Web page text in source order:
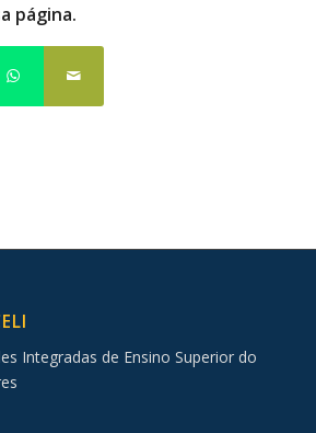
página.
Integradas de Ensino Superior do